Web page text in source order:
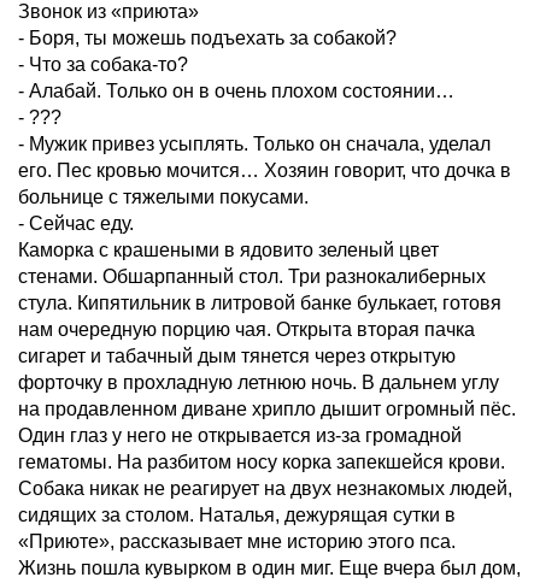
Звонок из «приюта»
- Боря, ты можешь подъехать за собакой?
- Что за собака-то?
- Алабай. Только он в очень плохом состоянии…
- ???
- Мужик привез усыплять. Только он сначала, уделал
его. Пес кровью мочится… Хозяин говорит, что дочка в
больнице с тяжелыми покусами.
- Сейчас еду.
Каморка с крашеными в ядовито зеленый цвет
стенами. Обшарпанный стол. Три разнокалиберных
стула. Кипятильник в литровой банке булькает, готовя
нам очередную порцию чая. Открыта вторая пачка
сигарет и табачный дым тянется через открытую
форточку в прохладную летнюю ночь. В дальнем углу
на продавленном диване хрипло дышит огромный пёс.
Один глаз у него не открывается из-за громадной
гематомы. На разбитом носу корка запекшейся крови.
Собака никак не реагирует на двух незнакомых людей,
сидящих за столом. Наталья, дежурящая сутки в
«Приюте», рассказывает мне историю этого пса.
Жизнь пошла кувырком в один миг. Еще вчера был дом,